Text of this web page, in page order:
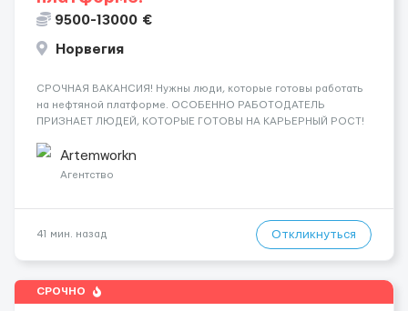
9500-13000 €
Норвегия
СРОЧНАЯ ВАКАНСИЯ! Нужны люди, которые готовы работать
на нефтяной платформе. ОСОБЕННО РАБОТОДАТЕЛЬ
ПРИЗНАЕТ ЛЮДЕЙ, КОТОРЫЕ ГОТОВЫ НА КАРЬЕРНЫЙ РОСТ!
сварщика, Помощник механика ( стыковка метала, зачистка
метала, подготовка рабочего места и т....
Artemworkn
Агентство
41 мин. назад Откликнуться
СРОЧНО